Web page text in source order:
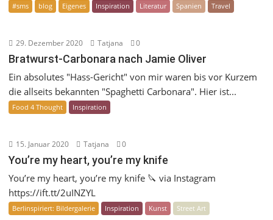
#sms blog Eigenes Inspiration Literatur Spanien Travel
29. Dezember 2020 Tatjana 0
Bratwurst-Carbonara nach Jamie Oliver
Ein absolutes "Hass-Gericht" von mir waren bis vor Kurzem
die allseits bekannten "Spaghetti Carbonara". Hier ist...
Food 4 Thought Inspiration
15. Januar 2020 Tatjana 0
You’re my heart, you’re my knife
You’re my heart, you’re my knife 🔪 via Instagram
https://ift.tt/2uINZYL
Berlinspiriert: Bildergalerie Inspiration Kunst Street Art